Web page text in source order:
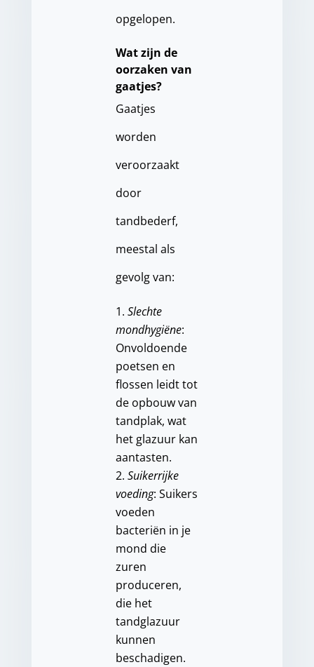
opgelopen.
Wat zijn de
oorzaken van
gaatjes?
Gaatjes
worden
veroorzaakt
door
tandbederf,
meestal als
gevolg van:
Slechte
mondhygiëne:
Onvoldoende
poetsen en
flossen leidt tot
de opbouw van
tandplak, wat
het glazuur kan
aantasten.
Suikerrijke
voeding: Suikers
voeden
bacteriën in je
mond die
zuren
produceren,
die het
tandglazuur
kunnen
beschadigen.